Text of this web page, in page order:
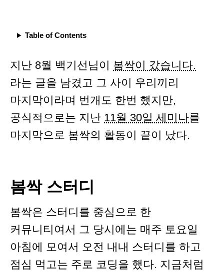
Table of Contents
지난 8월 백기선님이 봄싹이 갔습니다.
라는 글을 남겼고 그 사이 우리끼리
마지막이라며 번개도 한번 했지만,
공식적으로는 지난 11월 30일 세미나를
마지막으로 봄싹의 활동이 끝이 났다.
봄싹 스터디
봄싹은 스터디를 중심으로 한
커뮤니티여서 그 당시에는 매주 토요일
아침에 모여서 오전 내내 스터디를 하고
점심 먹고는 주로 코딩을 했다. 지금처럼